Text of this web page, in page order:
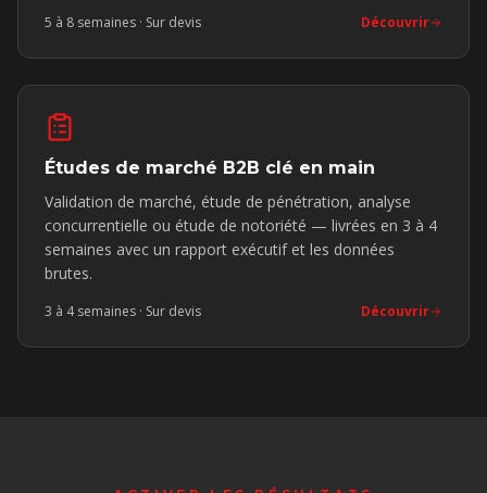
5 à 8 semaines · Sur devis Découvrir
Études de marché B2B clé en main
Validation de marché, étude de pénétration, analyse
concurrentielle ou étude de notoriété — livrées en 3 à 4
semaines avec un rapport exécutif et les données
brutes.
3 à 4 semaines · Sur devis Découvrir